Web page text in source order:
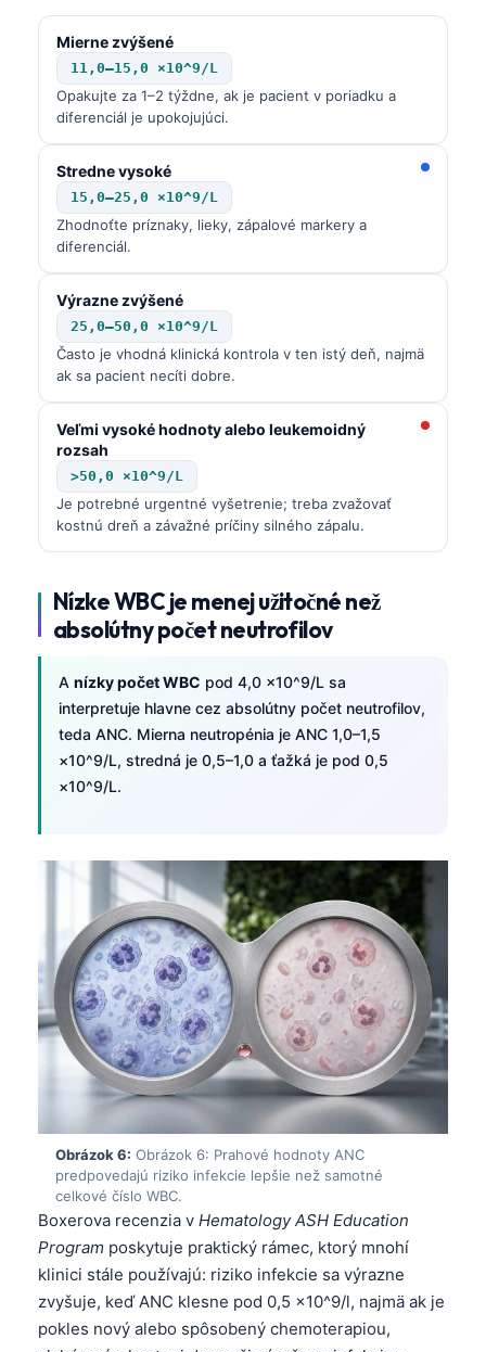
Mierne zvýšené
11,0–15,0 ×10^9/L
Opakujte za 1–2 týždne, ak je pacient v poriadku a
diferenciál je upokojujúci.
Stredne vysoké
15,0–25,0 ×10^9/L
Zhodnoťte príznaky, lieky, zápalové markery a
diferenciál.
Výrazne zvýšené
25,0–50,0 ×10^9/L
Často je vhodná klinická kontrola v ten istý deň, najmä
ak sa pacient necíti dobre.
Veľmi vysoké hodnoty alebo leukemoidný
rozsah
>50,0 ×10^9/L
Je potrebné urgentné vyšetrenie; treba zvažovať
kostnú dreň a závažné príčiny silného zápalu.
Nízke WBC je menej užitočné než
absolútny počet neutrofilov
A nízky počet WBC pod 4,0 ×10^9/L sa
interpretuje hlavne cez absolútny počet neutrofilov,
teda ANC. Mierna neutropénia je ANC 1,0–1,5
×10^9/L, stredná je 0,5–1,0 a ťažká je pod 0,5
×10^9/L.
Obrázok 6: Obrázok 6: Prahové hodnoty ANC
predpovedajú riziko infekcie lepšie než samotné
celkové číslo WBC.
Boxerova recenzia v Hematology ASH Education
Program poskytuje praktický rámec, ktorý mnohí
klinici stále používajú: riziko infekcie sa výrazne
zvyšuje, keď ANC klesne pod 0,5 ×10^9/l, najmä ak je
pokles nový alebo spôsobený chemoterapiou,
O‘zbekcha
Català
Қазақ тілі
Suomi
Hrvatski
كوردی‎
پښتو
سنڌي
සිංහල
অসমীয়া
Galego
Latviešu valoda
Македонски јазик
Euskara
العربية المغربية
Afrikaans
Монгол
Basa Jawa
Cebuano
Кыргызча
Татар теле
Беларуская мова
Frysk
Ślōnskŏ gŏdka
Norsk bokmål